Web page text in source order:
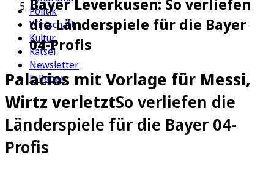
Politik
Wirtschaft
Kultur
Rätsel
Newsletter
E-Paper
die Länderspiele für die Bayer
04-Profis
Palacios mit Vorlage für Messi,
Wirtz verletztSo verliefen die
Länderspiele für die Bayer 04-
Profis